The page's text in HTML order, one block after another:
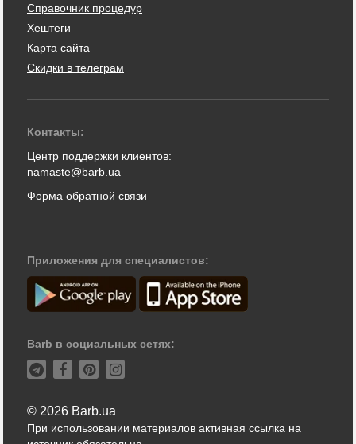
Справочник процедур
Хештеги
Карта сайта
Скидки в телеграм
Контакты:
Центр поддержки клиентов:
namaste@barb.ua
Форма обратной связи
Приложения для специалистов:
Barb в социальных сетях:
© 2026 Barb.ua
При использовании материалов активная ссылка на